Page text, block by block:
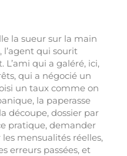
la sueur sur la main
qui sourit
qui a galéré, ici,
qui a négocié un
un taux comme on
la paperasse
découpe, dossier par
pratique, demander
mensualités réelles,
erreurs passées, et